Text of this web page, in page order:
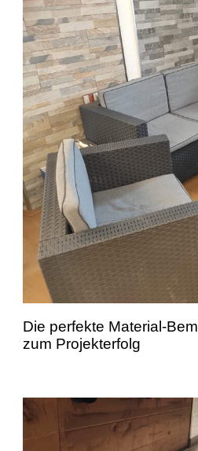
Die perfekte Material-
zum Projekterfolg